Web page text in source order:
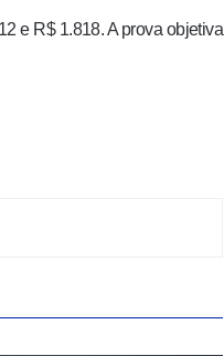
e R$ 1.818. A prova objetiva